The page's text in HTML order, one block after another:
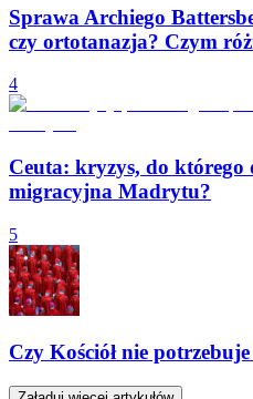
Sprawa Archiego
czy ortotanazja? Czym
4
Ceuta: kryzys, do którego
migracyjna Madrytu?
5
Czy Kościół nie